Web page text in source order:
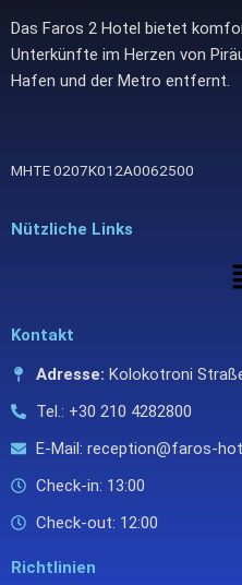
Das Faros 2 Hotel bietet
Unterkünfte im Herzen von
Hafen und der Metro entfernt.
ΜΗΤΕ 0207Κ012Α0062500
Nützliche Links
Kontakt
Adresse: Kolokotroni
Tel.: +30 210 4282800
E-Mail: reception@faros-
Check-in: 13:00
Check-out: 12:00
Richtlinien